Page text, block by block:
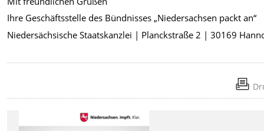
Ihre Geschäftsstelle des Bündnisses „Niedersachsen packt an“
Niedersächsische Staatskanzlei | Planckstraße 2 | 30169